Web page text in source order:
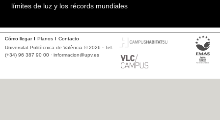
límites de luz y los récords mundiales
Cómo llegar Planos
Contacto
Universitat Politècnica de València © 2026 · Tel.
(+34) 96 387 90 00 · informacion@upv.es